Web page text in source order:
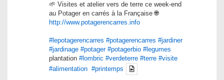
🌱 Visites et atelier vers de terre ce week-end
au Potager en carrés à la Française 🌐
http://www.potagerencarres.info
#lepotagerencarres #potagerencarres #jardiner
#jardinage #potager #potagerbio #legumes
plantation #lombric #verdeterre #terre #visite
#alimentation #printemps